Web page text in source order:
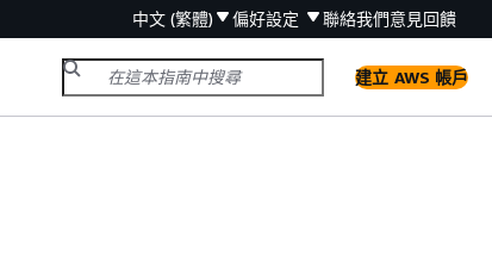
中文 (繁體) 偏好設定 聯絡我們意見回饋
建立 AWS 帳戶